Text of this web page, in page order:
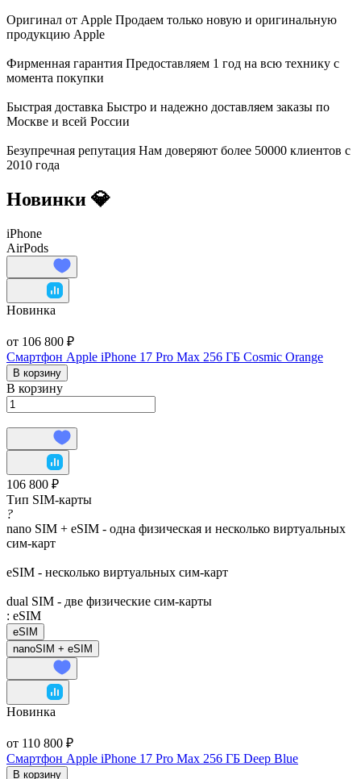
Оригинал от Apple Продаем только новую и оригинальную
продукцию Apple
Фирменная гарантия Предоставляем 1 год на всю технику с
момента покупки
Быстрая доставка Быстро и надежно доставляем заказы по
Москве и всей России
Безупречная репутация Нам доверяют более 50000 клиентов с
2010 года
Новинки 💎
iPhone
AirPods
Новинка
от 106 800 ₽
Смартфон Apple iPhone 17 Pro Max 256 ГБ Cosmic Orange
В корзину
В корзину
106 800 ₽
Тип SIM-карты
?
nano SIM + eSIM - одна физическая и несколько виртуальных
сим-карт
eSIM - несколько виртуальных сим-карт
dual SIM - две физические сим-карты
: eSIM
eSIM
nanoSIM + eSIM
Новинка
от 110 800 ₽
Смартфон Apple iPhone 17 Pro Max 256 ГБ Deep Blue
В корзину